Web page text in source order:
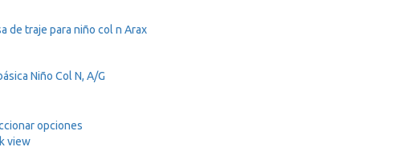
Niño Col N, A/G
opciones
view